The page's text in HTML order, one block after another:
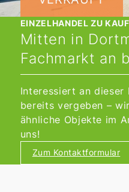
EINZELHANDEL ZU
Mitten in
Fachmarkt an
Interessiert an dieser
bereits vergeben –
ähnliche Objekte im
uns!
Zum Kontaktformular